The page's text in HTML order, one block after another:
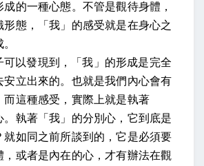
的一種心態。不管是觀待身體，
形態，「我」的感受就是在身心之
可以發現到，「我」的形成是完全
安立出來的。也就是我們內心會有
而這種感受，實際上就是執著
。執著「我」的分別心，它到底是
就如同之前所談到的，它是必須要
，或者是內在的心，才有辦法在觀